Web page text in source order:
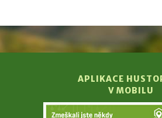
APLIKACE
V MOBILU